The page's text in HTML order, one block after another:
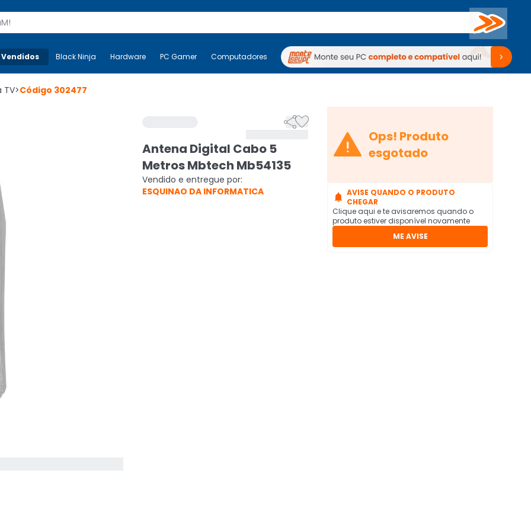
Buscar
Mais-v- Black Ninja Hardware PC Gamer Computadores Periféricos TV Venda no KaBuM!
Black Ninja Hardware PC Gamer Computadores Periféricos TV Venda no KaBuM!
TV>Código 302477

Antena Digital Cabo 5
Metros Mbtech Mb54135
Vendido e entregue por:
ESQUINAO DA INFORMATICA
 Ops! Produto
esgotado
 AVISE QUANDO O PRODUTO
CHEGAR
Clique aqui e te avisaremos quando o
produto estiver disponível novamente
ME AVISE